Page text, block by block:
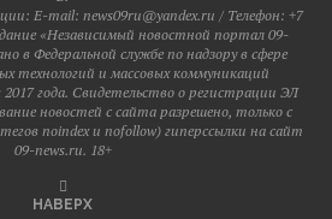
E-mail: news09ru@yandex.ru / Телефон: +7
«Независимый новостной портал 09-
в Федеральной службе по надзору в сфере
технологий и массовых коммуникаций
2017 года. Свидетельство о регистрации ЭЛ
новостей с сайта разрешено, только с
noindex и nofollow) гиперссылки на сайт
09-news.ru. 18+
НАВЕРХ